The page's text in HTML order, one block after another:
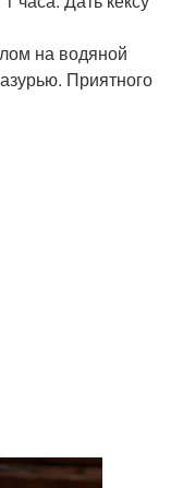
на водяной
Приятного